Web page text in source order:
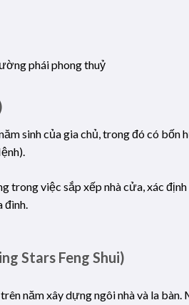
sinh của gia chủ, trong đó có bốn
trong việc sắp xếp nhà cửa, xác
đình.
Stars Feng Shui)
năm xây dựng ngôi nhà và la